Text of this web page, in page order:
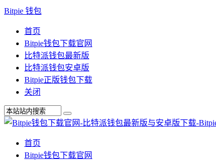
Bitpie 钱包
首页
Bitpie钱包下载官网
比特派钱包最新版
比特派钱包安卓版
Bitpie正版钱包下载
关闭
首页
Bitpie钱包下载官网